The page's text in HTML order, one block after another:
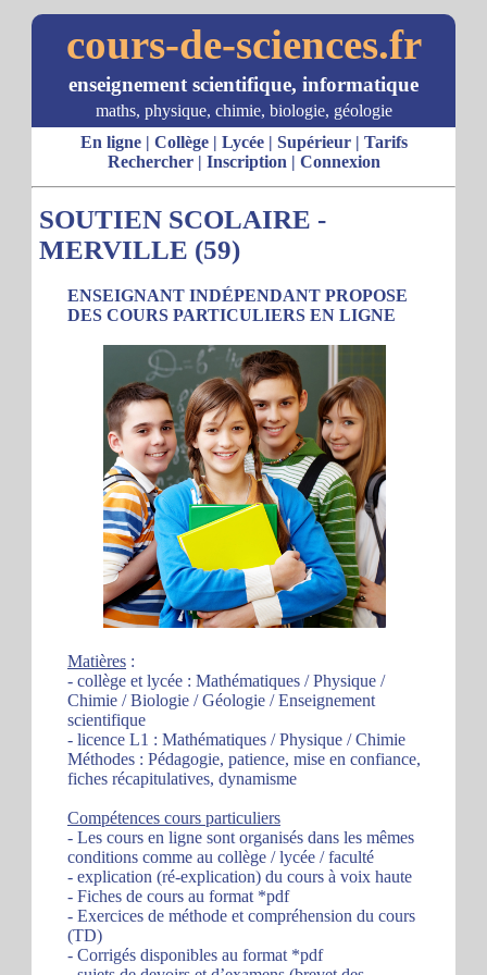
cours-de-sciences.fr
enseignement scientifique, informatique
maths, physique, chimie, biologie, géologie
En ligne| Collège| Lycée| Supérieur| Tarifs
Rechercher| Inscription | Connexion
SOUTIEN SCOLAIRE -
MERVILLE (59)
ENSEIGNANT INDÉPENDANT PROPOSE
DES COURS PARTICULIERS EN LIGNE
Matières :
- collège et lycée : Mathématiques / Physique /
Chimie / Biologie / Géologie / Enseignement
scientifique
- licence L1 : Mathématiques / Physique / Chimie
Méthodes : Pédagogie, patience, mise en confiance,
fiches récapitulatives, dynamisme
Compétences cours particuliers
- Les cours en ligne sont organisés dans les mêmes
conditions comme au collège / lycée / faculté
- explication (ré-explication) du cours à voix haute
- Fiches de cours au format *pdf
- Exercices de méthode et compréhension du cours
(TD)
- Corrigés disponibles au format *pdf